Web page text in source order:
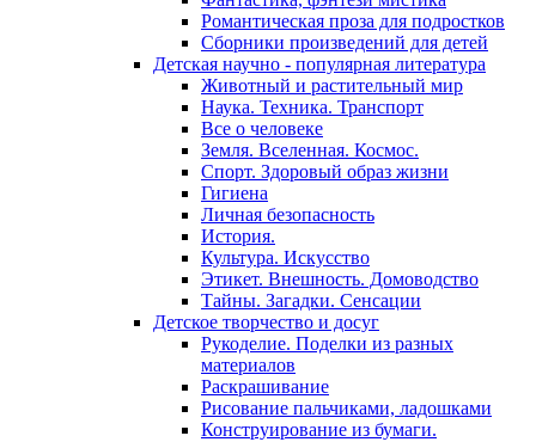
Романтическая проза для подростков
Сборники произведений для детей
Детская научно - популярная литература
Животный и растительный мир
Наука. Техника. Транспорт
Все о человеке
Земля. Вселенная. Космос.
Спорт. Здоровый образ жизни
Гигиена
Личная безопасность
История.
Культура. Искусство
Этикет. Внешность. Домоводство
Тайны. Загадки. Сенсации
Детское творчество и досуг
Рукоделие. Поделки из разных
материалов
Раскрашивание
Рисование пальчиками, ладошками
Конструирование из бумаги.